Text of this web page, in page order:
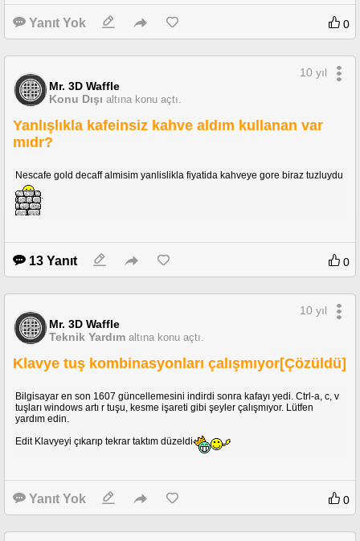
Yanıt Yok 0
Mr. 3D Waffle
Konu Dışı altına konu açtı.
10 yıl
Yanlışlıkla kafeinsiz kahve aldım kullanan var
mıdr?
Nescafe gold decaff almisim yanlislikla fiyatida kahveye gore biraz tuzluydu
13 Yanıt 0
Mr. 3D Waffle
Teknik Yardım altına konu açtı.
10 yıl
Klavye tuş kombinasyonları çalışmıyor[Çözüldü]
Bilgisayar en son 1607 güncellemesini indirdi sonra kafayı yedi. Ctrl-a, c, v
tuşları windows artı r tuşu, kesme işareti gibi şeyler çalışmıyor. Lütfen
yardım edin.
Edit Klavyeyi çıkarıp tekrar taktım düzeldi
Yanıt Yok 0